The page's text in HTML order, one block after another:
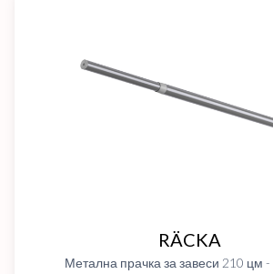
RÄCKA
Метална прачка за завеси 210 цм